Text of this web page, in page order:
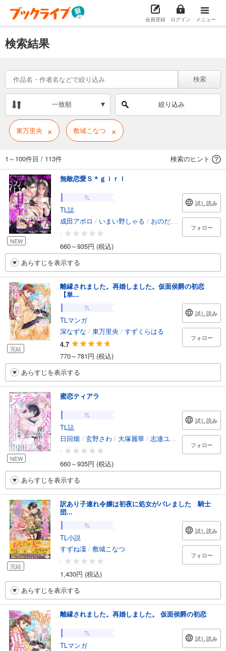
会員登録 ログイン メニュー
検索結果
検索
一致順 絞り込み
東万里央 × 敷城こなつ ×
1～100件目 / 113件 検索のヒント
NEW
無敵恋愛Ｓ＊ｇｉｒｌ
TL
TL誌
成田アポロ / いまい野しゃる / おのだ南 /柏木真/潮騒
-
660～935円 (税込)
試し読み
フォロー
あらすじを表示する
完結
離縁されました。再婚しました。仮面侯爵の初恋
【単...
TL
TLマンガ
深なずな / 東万里央 / すずくらはる
4.7
770～781円 (税込)
試し読み
フォロー
あらすじを表示する
NEW
蜜恋ティアラ
TL
TL誌
日回畑 / 玄野さわ / 大塚麗華 / 志連ユキ枝 /翠屋るり/
-
660～935円 (税込)
試し読み
フォロー
あらすじを表示する
完結
訳あり子連れ令嬢は初夜に処女がバレました 騎士
団...
TL
TL小説
すずね凜 / 敷城こなつ
-
1,430円 (税込)
試し読み
フォロー
あらすじを表示する
離縁されました。再婚しました。 仮面侯爵の初恋
TL
TLマンガ
試し読み